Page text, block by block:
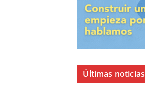
Últimas noticias